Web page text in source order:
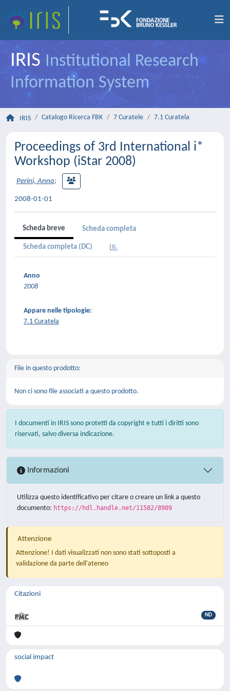
IRIS Institutional Research
Information System
IRIS Catalogo Ricerca FBK 7 Curatele 7.1 Curatela
Proceedings of 3rd International i*
Workshop (iStar 2008)
Perini, Anna;
2008-01-01
Scheda breve Scheda completa
Scheda completa (DC)
Anno
2008
Appare nelle tipologie:
7.1 Curatela
File in questo prodotto:
Non ci sono file associati a questo prodotto.
I documenti in IRIS sono protetti da copyright e tutti i diritti sono
riservati, salvo diversa indicazione.
Informazioni
Utilizza questo identificativo per citare o creare un link a questo
documento: https://hdl.handle.net/11582/8909
Attenzione
Attenzione! I dati visualizzati non sono stati sottoposti a
validazione da parte dell'ateneo
Citazioni
ND
social impact